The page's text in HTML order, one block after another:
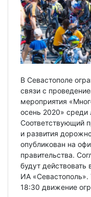
В Севастополе
связи с
мероприятия
осень 2020» среди
Соответствующий
и развития
опубликован на
правительства.
будут
ИА «Севастополь».
18:30 движение